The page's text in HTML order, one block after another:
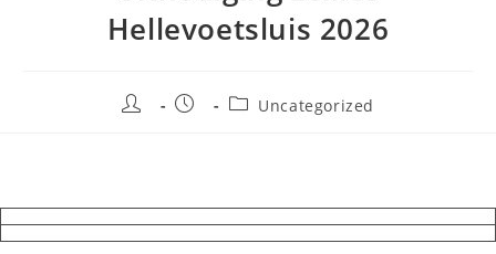
Hellevoetsluis 2026
BerichtBerichtBerichtcategorie:
Uncategorized